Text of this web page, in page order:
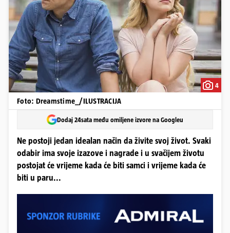
4
Foto: Dreamstime_/ILUSTRACIJA
Dodaj 24sata među omiljene izvore na Googleu
Ne postoji jedan idealan način da živite svoj život. Svaki
odabir ima svoje izazove i nagrade i u svačijem životu
postojat će vrijeme kada će biti samci i vrijeme kada će
biti u paru...